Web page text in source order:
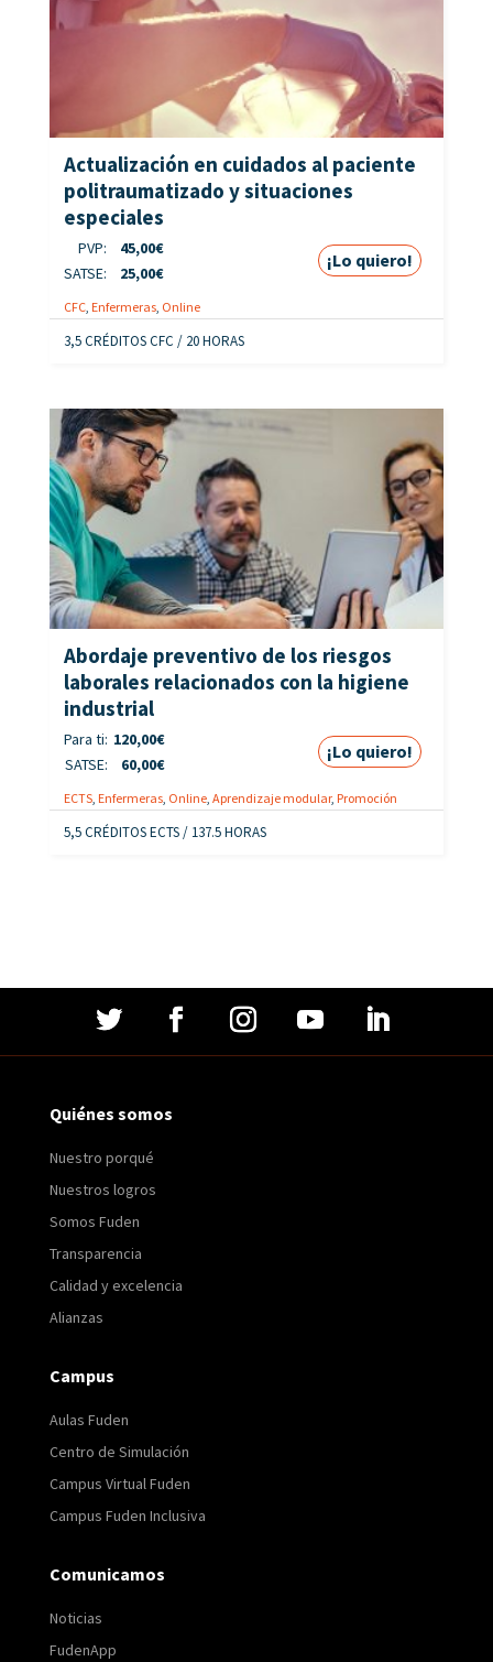
Actualización en cuidados al paciente
politraumatizado y situaciones
especiales
PVP: 45,00€
SATSE:
25,00€
¡Lo quiero!
CFC, Enfermeras, Online
3,5 CRÉDITOS CFC / 20 HORAS
Abordaje preventivo de los riesgos
laborales relacionados con la higiene
industrial
Para ti: 120,00€
SATSE:
60,00€
¡Lo quiero!
ECTS, Enfermeras, Online, Aprendizaje modular, Promoción
5,5 CRÉDITOS ECTS / 137.5 HORAS
Quiénes somos
Nuestro porqué
Nuestros logros
Somos Fuden
Transparencia
Calidad y excelencia
Alianzas
Campus
Aulas Fuden
Centro de Simulación
Campus Virtual Fuden
Campus Fuden Inclusiva
Comunicamos
Noticias
FudenApp